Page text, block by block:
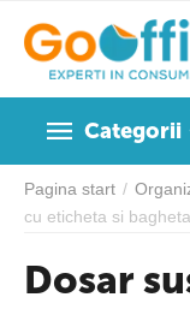
Categorii
Pagina start /
cu eticheta si
Dosar